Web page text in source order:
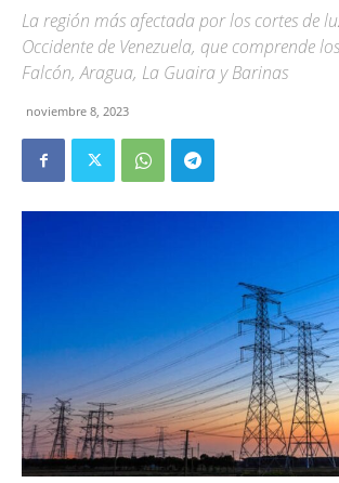
La región más afectada por los cortes de
Occidente de Venezuela, que comprende
Falcón, Aragua, La Guaira y Barinas
noviembre 8, 2023